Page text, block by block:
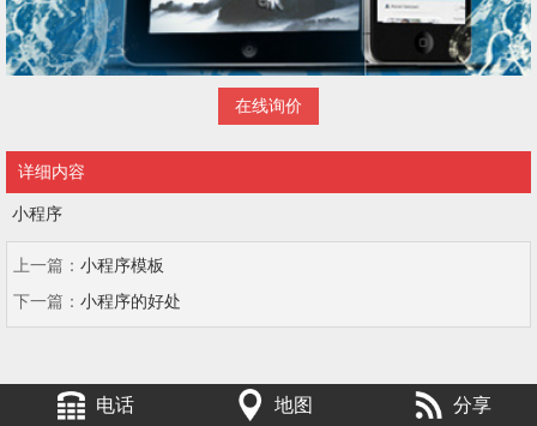
在线询价
详细内容
小程序
上一篇： 小程序模板
下一篇： 小程序的好处
电话 地图 分享